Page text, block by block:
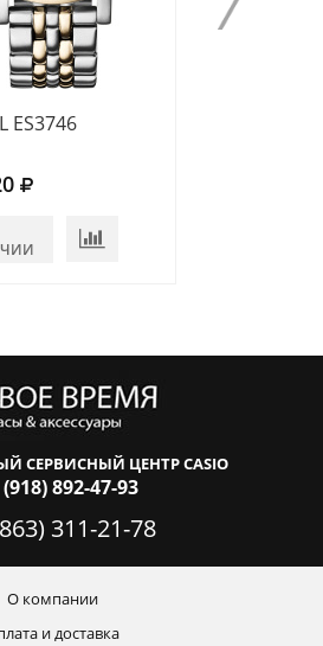
ES3746
СЕРВИСНЫЙ ЦЕНТР CASIO
892-47-93
311-21-78
О компании
и доставка